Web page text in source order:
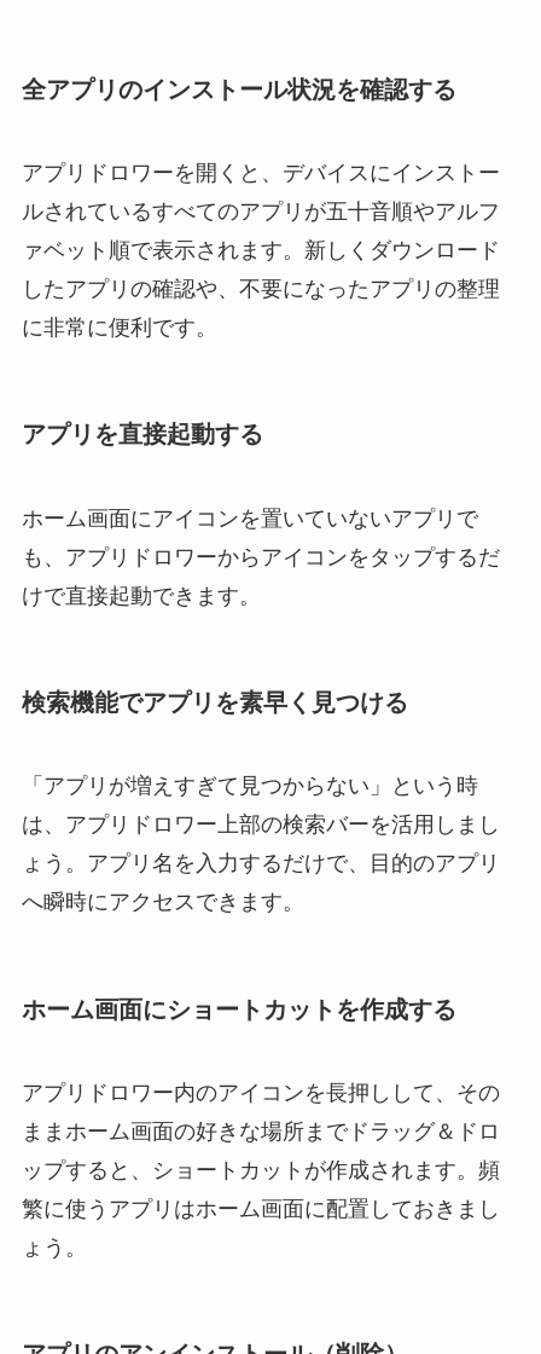
全アプリのインストール状況を確認する
アプリドロワーを開くと、デバイスにインストー
ルされているすべてのアプリが五十音順やアルフ
ァベット順で表示されます。新しくダウンロード
したアプリの確認や、不要になったアプリの整理
に非常に便利です。
アプリを直接起動する
ホーム画面にアイコンを置いていないアプリで
も、アプリドロワーからアイコンをタップするだ
けで直接起動できます。
検索機能でアプリを素早く見つける
「アプリが増えすぎて見つからない」という時
は、アプリドロワー上部の検索バーを活用しまし
ょう。アプリ名を入力するだけで、目的のアプリ
へ瞬時にアクセスできます。
ホーム画面にショートカットを作成する
アプリドロワー内のアイコンを長押しして、その
ままホーム画面の好きな場所までドラッグ＆ドロ
ップすると、ショートカットが作成されます。頻
繁に使うアプリはホーム画面に配置しておきまし
ょう。